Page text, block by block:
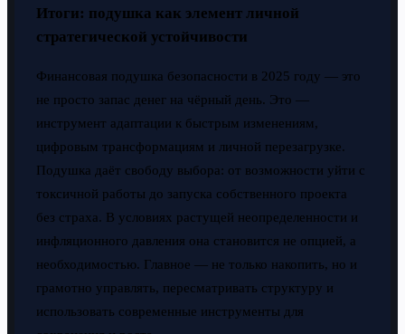
Итоги: подушка как элемент личной
стратегической устойчивости
Финансовая подушка безопасности в 2025 году — это
не просто запас денег на чёрный день. Это —
инструмент адаптации к быстрым изменениям,
цифровым трансформациям и личной перезагрузке.
Подушка даёт свободу выбора: от возможности уйти с
токсичной работы до запуска собственного проекта
без страха. В условиях растущей неопределенности и
инфляционного давления она становится не опцией, а
необходимостью. Главное — не только накопить, но и
грамотно управлять, пересматривать структуру и
использовать современные инструменты для